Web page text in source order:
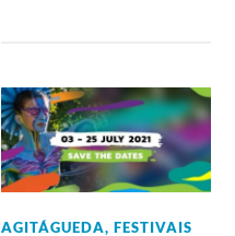
AGITÁGUEDA,FESTIVAIS